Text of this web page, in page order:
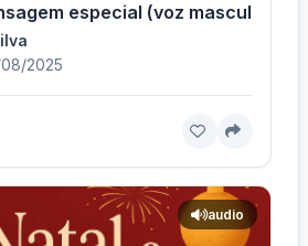
especial (voz masculina) -
2025
audio